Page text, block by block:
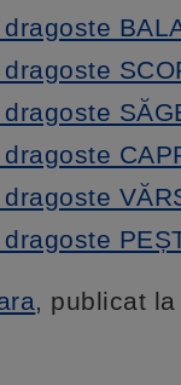
, publicat la